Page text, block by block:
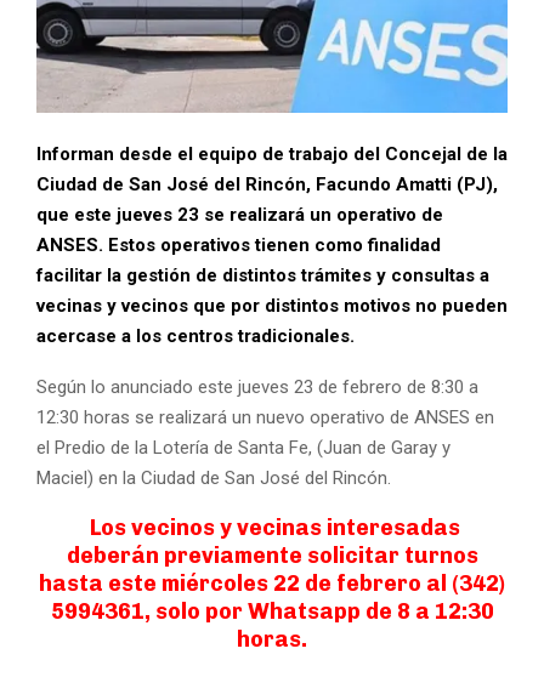
Informan desde el equipo de trabajo del Concejal de la
Ciudad de San José del Rincón, Facundo Amatti (PJ),
que este jueves 23 se realizará un operativo de
ANSES. Estos operativos tienen como finalidad
facilitar la gestión de distintos trámites y consultas a
vecinas y vecinos que por distintos motivos no pueden
acercase a los centros tradicionales.
Según lo anunciado este jueves 23 de febrero de 8:30 a
12:30 horas se realizará un nuevo operativo de ANSES en
el Predio de la Lotería de Santa Fe, (Juan de Garay y
Maciel) en la Ciudad de San José del Rincón.
Los vecinos y vecinas interesadas
deberán previamente solicitar turnos
hasta este miércoles 22 de febrero al (342)
5994361, solo por Whatsapp de 8 a 12:30
horas.